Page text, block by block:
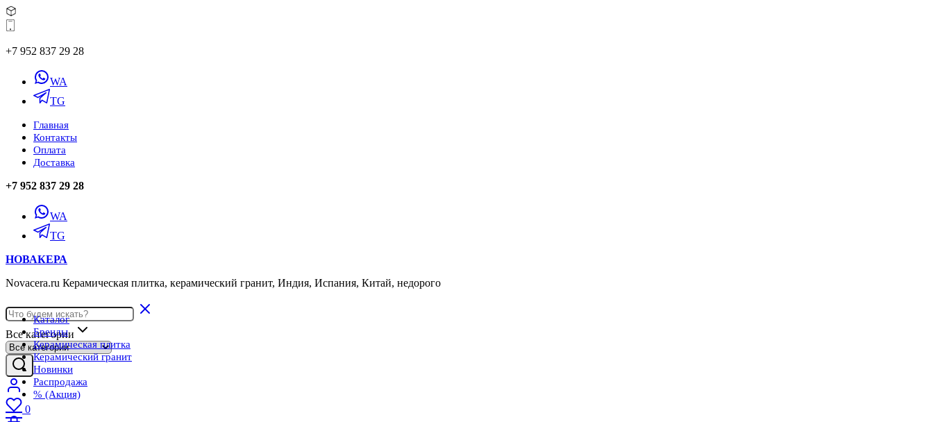
+7 952 837 29 28
WA
TG
Главная
Контакты
Оплата
Доставка
+7 952 837 29 28
WA
TG
НОВАКЕРА
Novacera.ru Керамическая плитка, керамический гранит, Индия, Испания, Китай, недорого
Все категории
0
Каталог
Бренды
Керамическая плитка
Керамический гранит
Новинки
Распродажа
% (Акция)